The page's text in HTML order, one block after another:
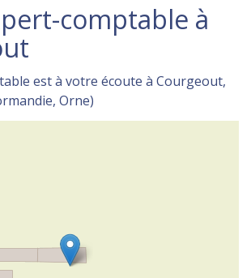
comptable à
est à votre écoute à Courgeout,
Orne)